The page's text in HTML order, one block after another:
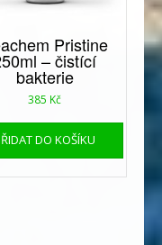
Pristine
– čistící
bakterie
385 Kč
DO KOŠÍKU